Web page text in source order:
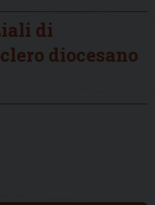
di
diocesano